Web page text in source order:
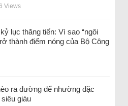
Views
lục thăng tiến: Vì sao “ngôi
thành điểm nóng của Bộ Công
ra đường để nhường đặc
giàu